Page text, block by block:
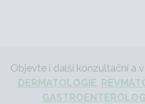
Objevte i další konzultační a
DERMATOLOGIE